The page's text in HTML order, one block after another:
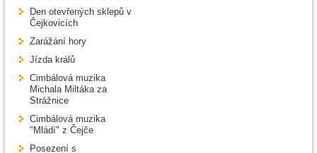
Den otevřených sklepů v
Čejkovicích
Zarážání hory
Jízda králů
Cimbálová muzika
Michala Miltáka za
Strážnice
Cimbálová muzika
"Mládí" z Čejče
Posezení s